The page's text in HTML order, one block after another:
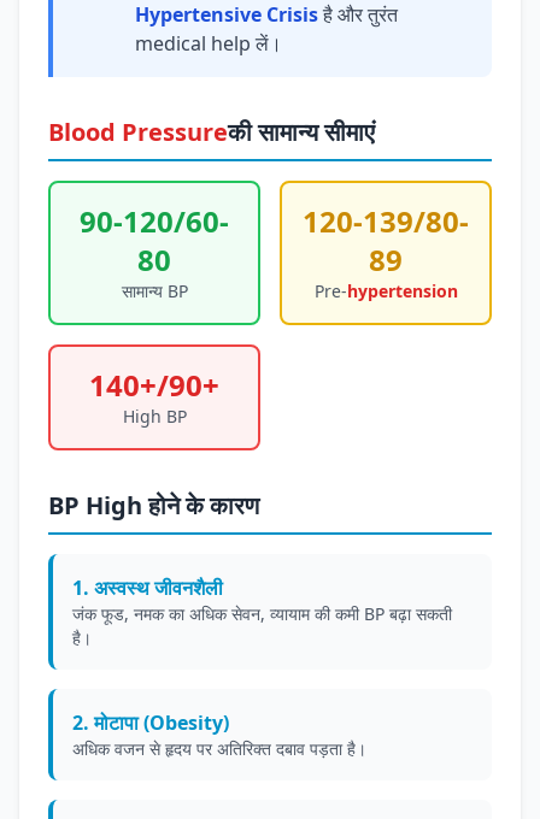
Hypertensive Crisisहै और तुरंत
medical help लें।
Blood Pressureकी सामान्य सीमाएं
90-120/60-
80
सामान्य BP
120-139/80-
89
Pre-hypertension
140+/90+
High BP
BP High होने के कारण
1. अस्वस्थ जीवनशैली
जंक फूड, नमक का अधिक सेवन, व्यायाम की कमी BP बढ़ा सकती
है।
2. मोटापा (Obesity)
अधिक वजन से हृदय पर अतिरिक्त दबाव पड़ता है।